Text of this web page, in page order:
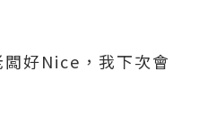
好Nice，我下次會